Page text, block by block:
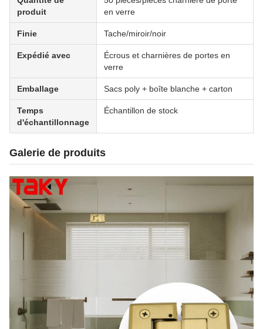
produit
en verre
Finie Tache/miroir/noir
Expédié avec
Écrous et charnières de portes en
verre
Emballage Sacs poly + boîte blanche + carton
Temps
d'échantillonnage
Échantillon de stock
Galerie de produits